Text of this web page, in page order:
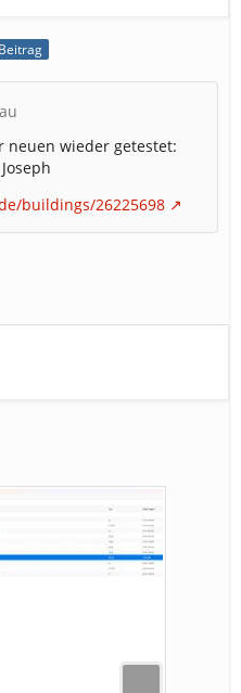
neuen wieder getestet:
buildings/26225698